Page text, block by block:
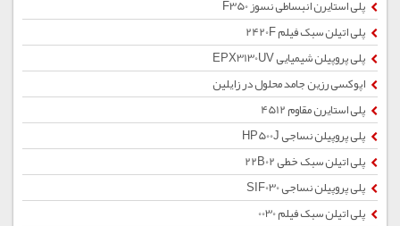
پلی استایرن انبساطی نسوز F350
پلی اتیلن سبک فیلم 2420F
پلی پروپیلن شیمیایی EPX3130UV
اپوکسی رزین جامد محلول در زایلین
پلی استایرن مقاوم 4512
پلی پروپیلن نساجی HP500J
پلی اتیلن سبک خطی 22B02
پلی پروپیلن نساجی SIF030
پلی اتیلن سبک فیلم 0030